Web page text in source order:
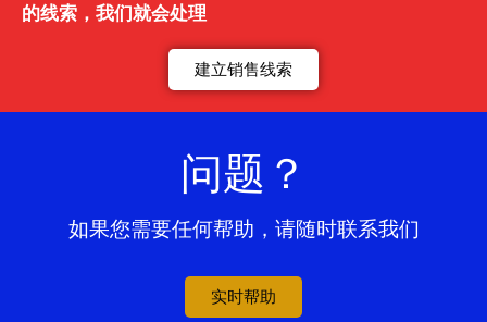
的线索，我们就会处理
建立销售线索
问题？
如果您需要任何帮助，请随时联系我们
实时帮助